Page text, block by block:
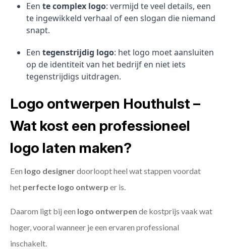
Een te complex logo: vermijd te veel details, een
te ingewikkeld verhaal of een slogan die niemand
snapt.
Een tegenstrijdig logo: het logo moet aansluiten
op de identiteit van het bedrijf en niet iets
tegenstrijdigs uitdragen.
Logo ontwerpen Houthulst –
Wat kost een professioneel
logo laten maken?
Een logo designerdoorloopt heel wat stappen voordat
het perfecte logo ontwerp er is.
Daarom ligt bij een logo ontwerpen de kostprijs vaak wat
hoger, vooral wanneer je een ervaren professional
inschakelt.